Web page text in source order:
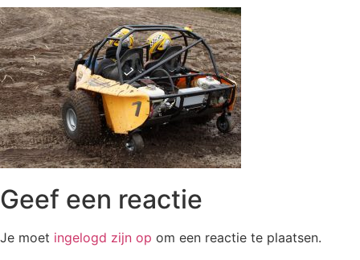
Geef een reactie
Je moet ingelogd zijn op om een reactie te plaatsen.